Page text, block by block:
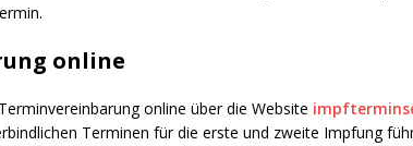
online
online über die Website
Terminen für die erste und zweite Impfung